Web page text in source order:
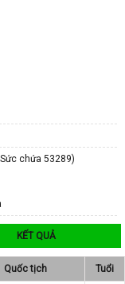
chứa 53289)
KẾT QUẢ
Quốc tịch Tuổi